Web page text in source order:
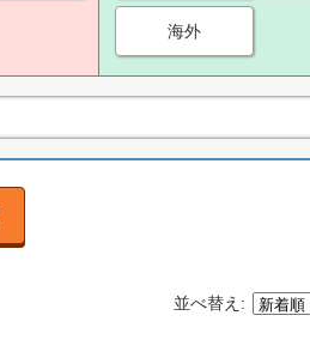
海外
並べ替え: